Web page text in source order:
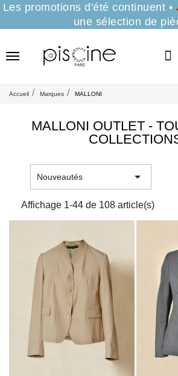
Les promotions d'été continuent •
une sélection de
Accueil Marques MALLONI
MALLONI OUTLET -
Nouveautés 
Affichage 1-44 de 108 article(s)